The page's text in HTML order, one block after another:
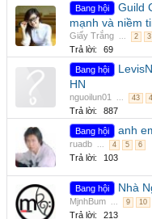
Bang hội
Guild
mạnh và niềm
Giấy Trắng ... 2 3
Trả lời: 69
Bang hội
HN
nguoilun01 ... 43
Trả lời: 887
Bang hội anh
ruadb ... 4 5 6
Trả lời: 103
Bang hội Nhà
MjnhBum ... 9 10
Trả lời: 213